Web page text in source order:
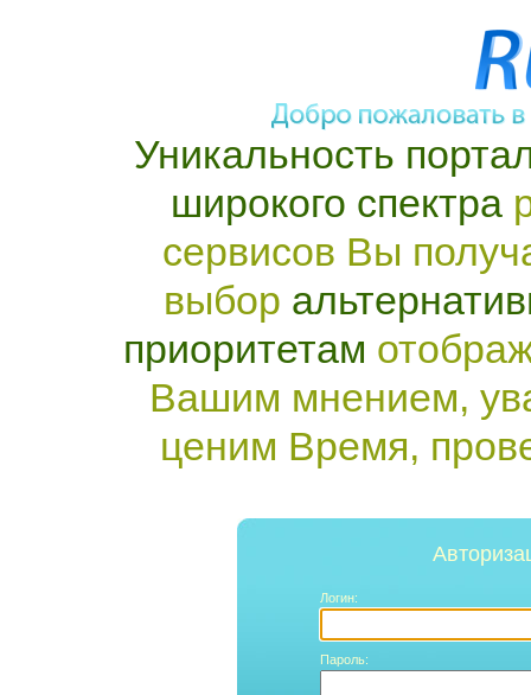
Уникальность
широкого спектра
сервисов Вы
выбор
приоритетам
Вашим мнением,
ценим Время,
Логин:
Пароль: